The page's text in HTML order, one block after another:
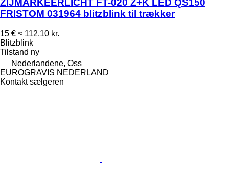
ZIJMARKEERLICHT FT-020 Z+K LED QS150
FRISTOM 031964 blitzblink til trækker
15 € ≈ 112,10 kr.
Blitzblink
Tilstand ny
Nederlandene, Oss
EUROGRAVIS NEDERLAND
Kontakt sælgeren